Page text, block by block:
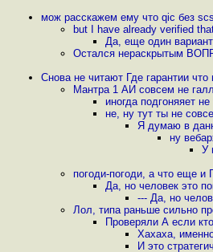
мож расскажем ему что qic без
but I have already verified
Да, еще один
Остался нераскрытым
Снова не читают Где гарантии
Мантра 1 АИ совсем не
иногда подгоняяет
не, ну тут ты не
Я думаю в
ну
У
погоди-погоди, а что еще
Да, но человек это
--- Да, но
Лол, типа раньше сильно
Проверяли А если
Хахаха,
И это